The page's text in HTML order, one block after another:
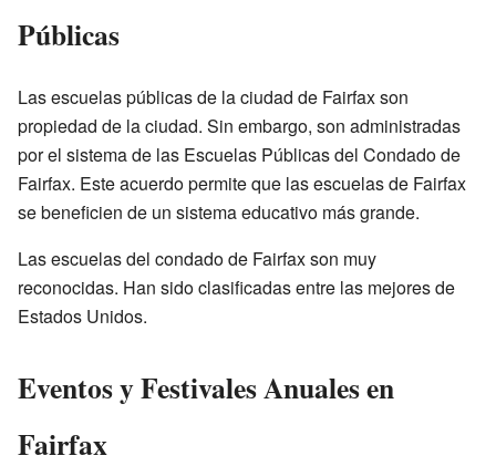
Públicas
Las escuelas públicas de la ciudad de Fairfax son
propiedad de la ciudad. Sin embargo, son administradas
por el sistema de las Escuelas Públicas del Condado de
Fairfax. Este acuerdo permite que las escuelas de Fairfax
se beneficien de un sistema educativo más grande.
Las escuelas del condado de Fairfax son muy
reconocidas. Han sido clasificadas entre las mejores de
Estados Unidos.
Eventos y Festivales Anuales en
Fairfax